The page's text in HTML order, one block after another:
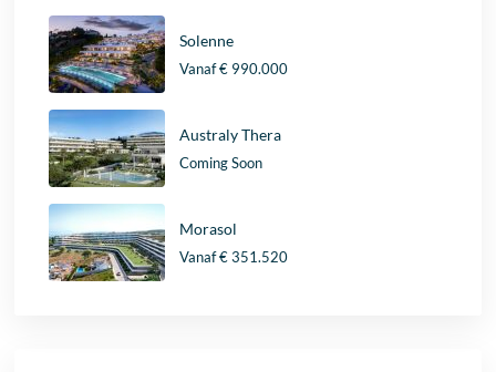
Solenne
Vanaf€ 990.000
Australy Thera
Coming Soon
Morasol
Vanaf€ 351.520